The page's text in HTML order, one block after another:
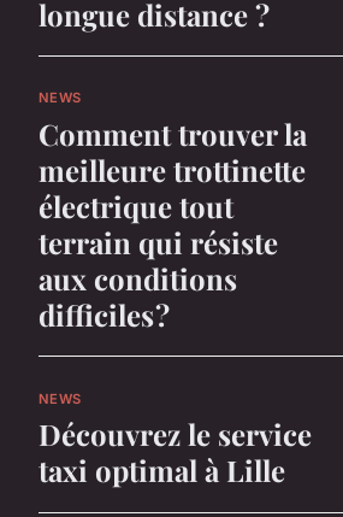
longue distance ?
NEWS
Comment trouver la
meilleure trottinette
électrique tout
terrain qui résiste
aux conditions
difficiles ?
NEWS
Découvrez le service
taxi optimal à Lille